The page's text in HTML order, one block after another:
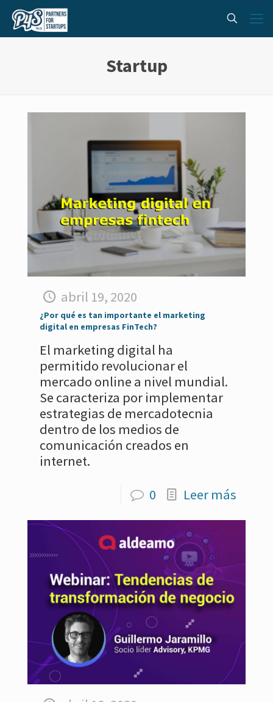
Startup
abril 19, 2020
¿Por qué es tan importante el marketing
digital en empresas FinTech?
El marketing digital ha
permitido revolucionar el
mercado online a nivel mundial.
Se caracteriza por implementar
estrategias de mercadotecnia
dentro de los medios de
comunicación creados en
internet.
0
Leer más